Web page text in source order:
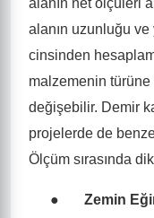
alanın net ölçüleri
alanın uzunluğu
cinsinden
malzemenin türüne
değişebilir. Demir
projelerde de
Ölçüm sırasında
● Zemin